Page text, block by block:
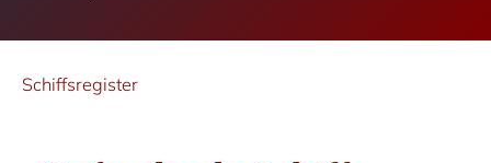
Schiffsregister